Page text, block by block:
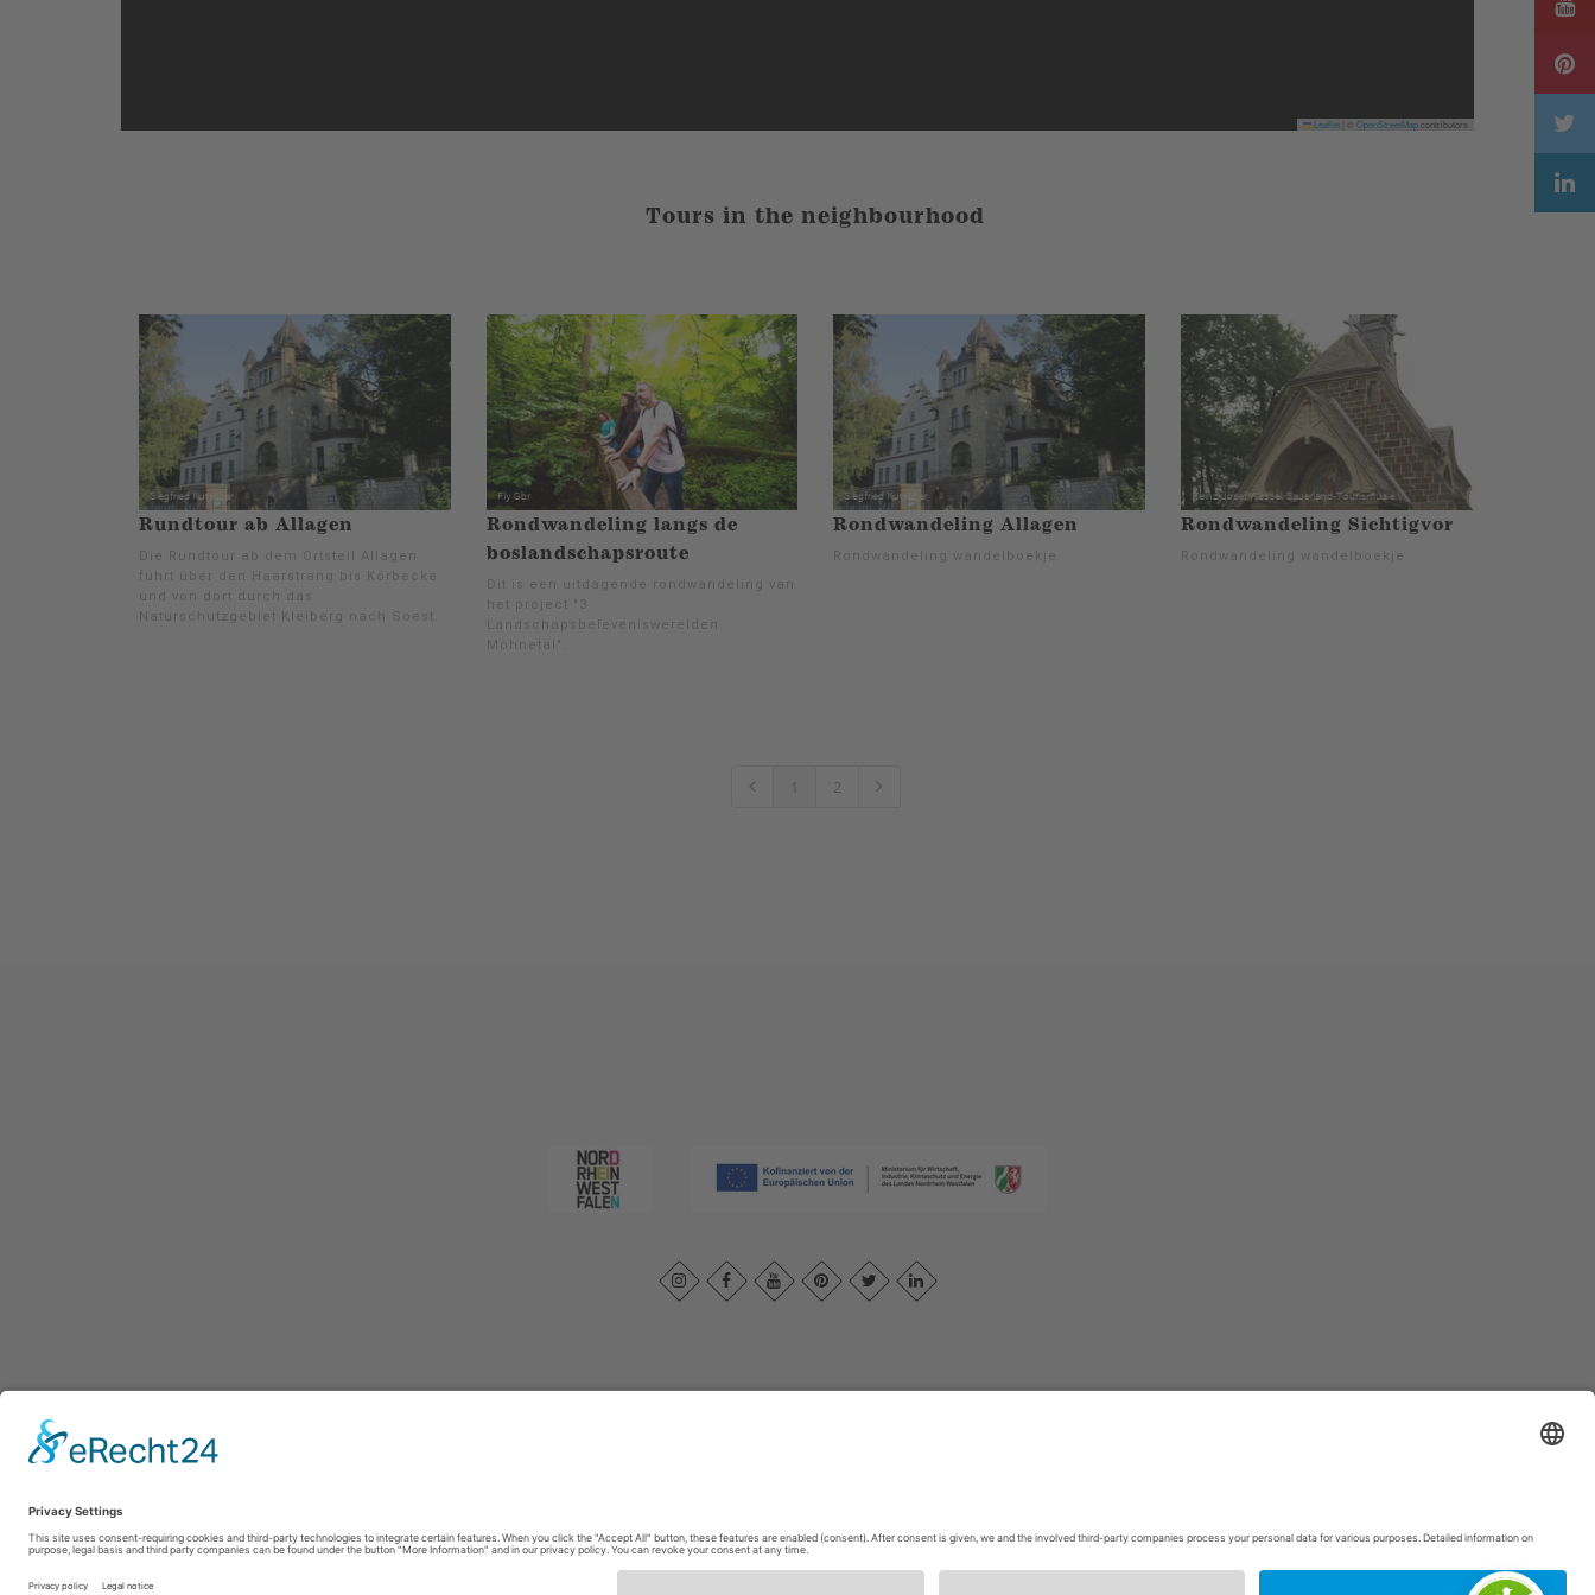
Leaflet OpenStreetMapcontributors
Tours in the neighbourhood
Rundtour ab Allagen
Die Rundtour ab dem Ortsteil Allagen
führt über den Haarstrang bis Körbecke
und von dort durch das
Naturschutzgebiet Kleiberg nach Soest.
Rondwandeling langs de
boslandschapsroute
Dit is een uitdagende rondwandeling van
het project "3
Landschapsbeleveniswerelden
Möhnetal".
Rondwandeling Allagen
Rondwandeling wandelboekje
Rondwandeling Sichtigvor
Rondwandeling wandelboekje
1 2
E: info@sauerland.com